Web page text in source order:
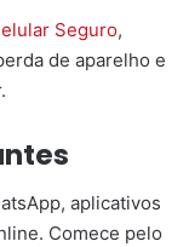
Seguro,
de aparelho e
aplicativos
Comece pelo